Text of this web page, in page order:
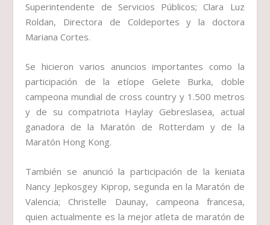
Superintendente de Servicios Públicos; Clara Luz
Roldan, Directora de Coldeportes y la doctora
Mariana Cortes.
Se hicieron varios anuncios importantes como la
participación de la etíope Gelete Burka, doble
campeona mundial de cross country y 1.500 metros
y de su compatriota Haylay Gebreslasea, actual
ganadora de la Maratón de Rotterdam y de la
Maratón Hong Kong.
También se anunció la participación de la keniata
Nancy Jepkosgey Kiprop, segunda en la Maratón de
Valencia; Christelle Daunay, campeona francesa,
quien actualmente es la mejor atleta de maratón de